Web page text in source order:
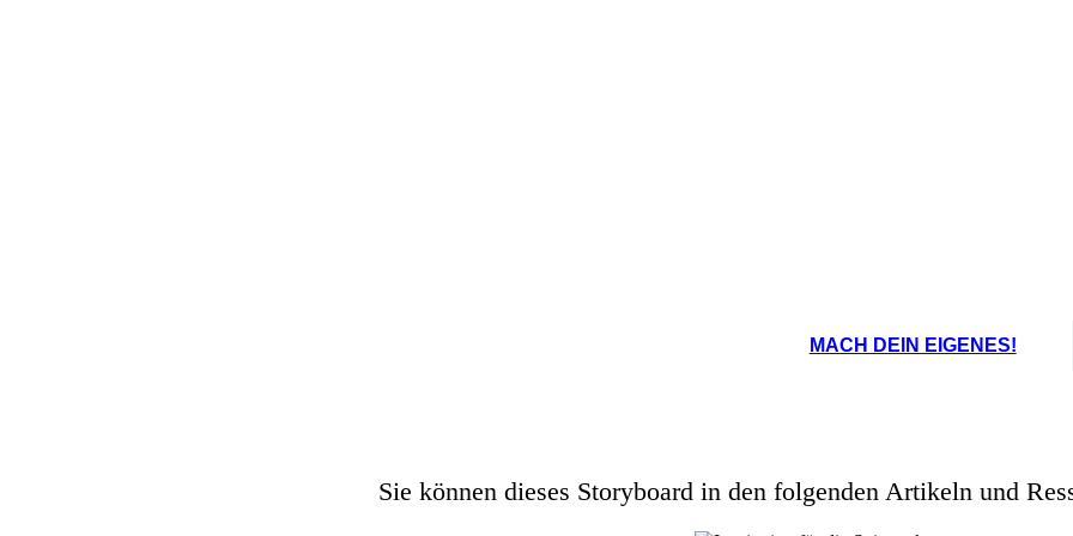
MACH DEIN EIGENES!
Sie können dieses Storyboard in den folgenden Artikeln und